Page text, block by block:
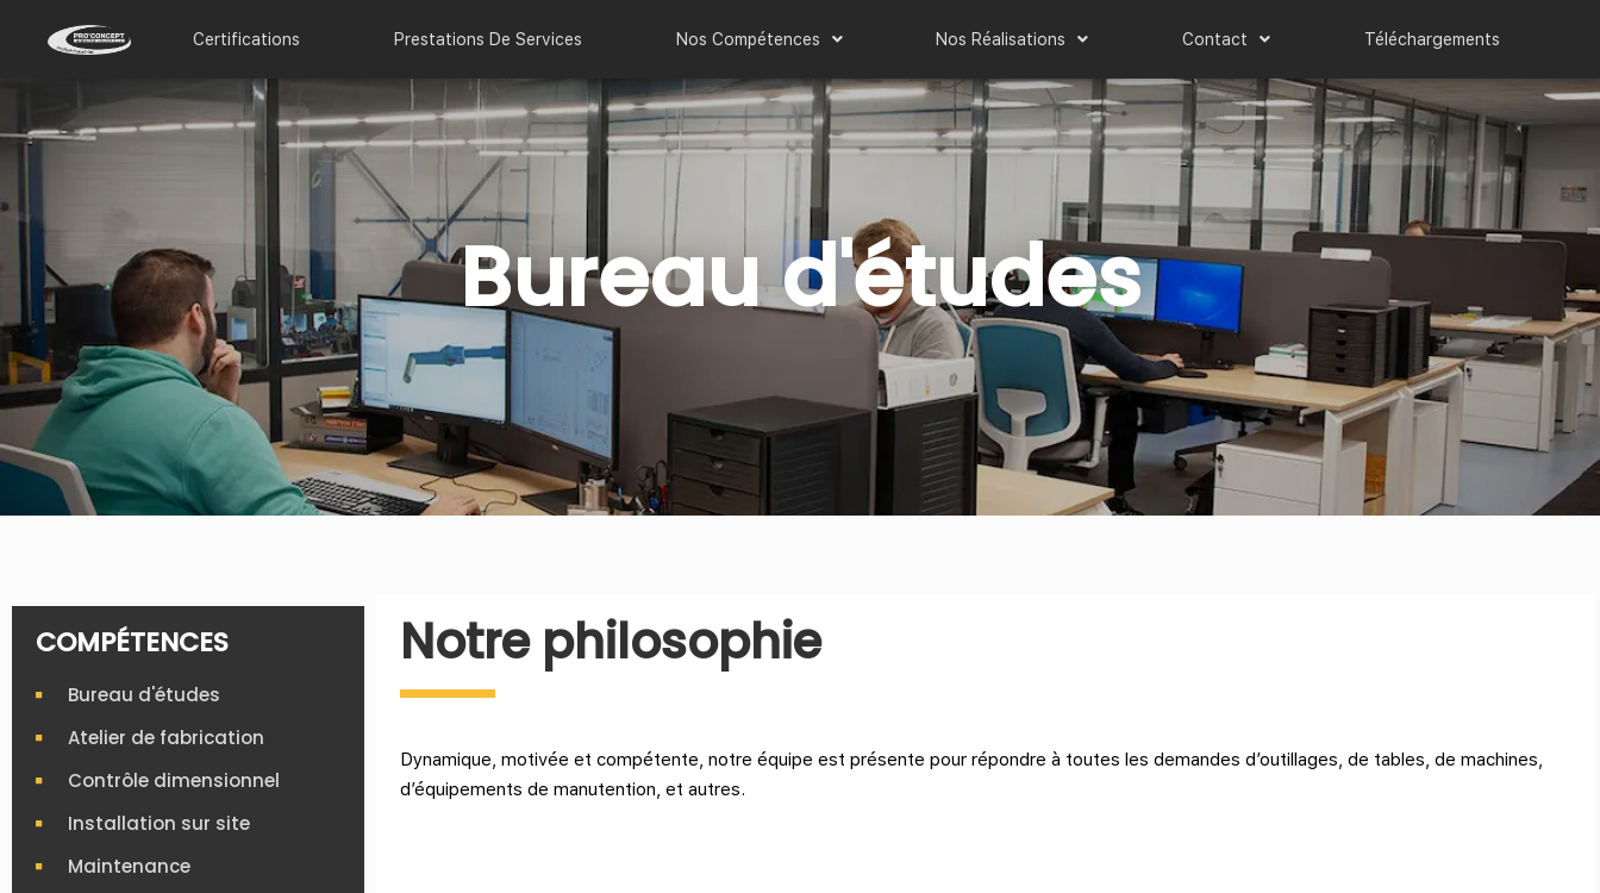
Certifications Prestations De Services Nos Compétences Nos Réalisations Contact Téléchargements
Bureau d'études
COMPÉTENCES
Bureau d'études
Atelier de fabrication
Contrôle dimensionnel
Installation sur site
Maintenance
Notre philosophie
Dynamique, motivée et compétente, notre équipe est présente pour répondre à toutes les demandes d’outillages, de tables, de machines,
d’équipements de manutention, et autres.